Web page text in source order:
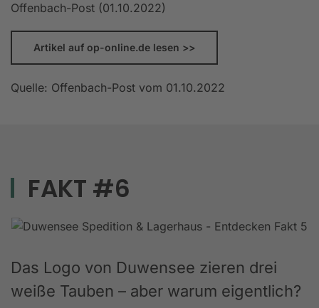
Artikel auf op-online.de lesen >>
Quelle: Offenbach-Post vom 01.10.2022
FAKT #6
Das Logo von Duwensee zieren drei
weiße Tauben – aber warum eigentlich?